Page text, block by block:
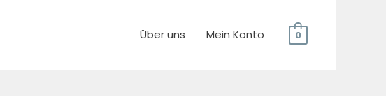
Über uns Mein Konto 0